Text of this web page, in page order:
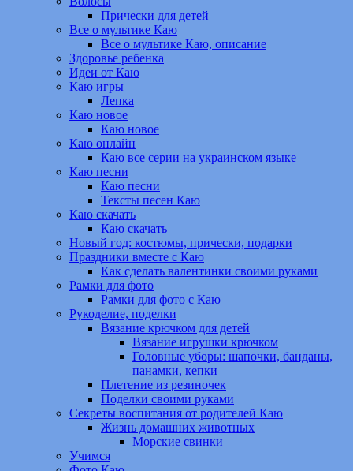
Прически для детей
Все о мультике Каю
Все о мультике Каю, описание
Здоровье ребенка
Идеи от Каю
Каю игры
Лепка
Каю новое
Каю новое
Каю онлайн
Каю все серии на украинском языке
Каю песни
Каю песни
Тексты песен Каю
Каю скачать
Каю скачать
Новый год: костюмы, прически, подарки
Праздники вместе с Каю
Как сделать валентинки своими руками
Рамки для фото
Рамки для фото с Каю
Рукоделие, поделки
Вязание крючком для детей
Вязание игрушки крючком
Головные уборы: шапочки, банданы,
панамки, кепки
Плетение из резиночек
Поделки своими руками
Секреты воспитания от родителей Каю
Жизнь домашних животных
Морские свинки
Учимся